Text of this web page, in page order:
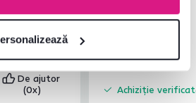
dar într-oaltă
De ajutor
(0x)
Achiziție